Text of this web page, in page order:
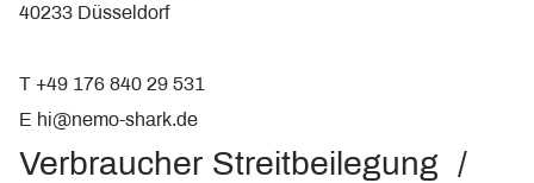
40233 Düsseldorf
T +49 176 840 29 531
E hi@nemo-shark.de
Verbraucher Streitbeilegung /